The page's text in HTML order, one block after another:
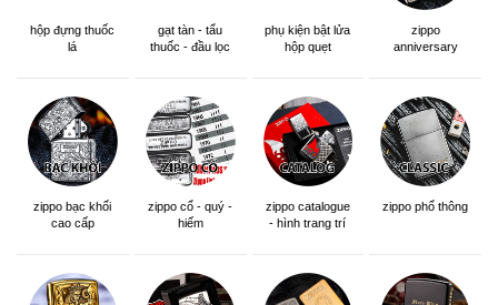
hộp đựng thuốc
lá
gạt tàn - tẩu
thuốc - đầu lọc
phụ kiện bật lửa
hộp quẹt
zippo
anniversary
zippo bạc khối
cao cấp
zippo cổ - quý -
hiếm
zippo catalogue
- hình trang trí
zippo phổ thông